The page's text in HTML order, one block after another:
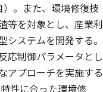
。また、環境修復技
等を対象とし、産業利
ステムを開発する。
応制御パラメータとし
アプローチを実施する
性に合った環境修